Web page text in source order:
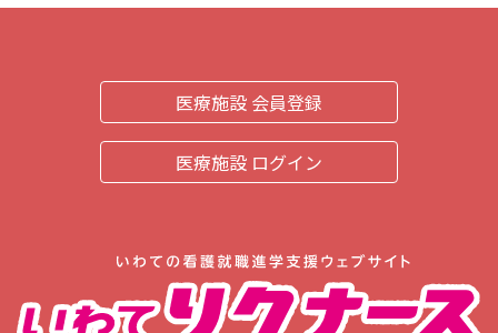
医療施設 会員登録
医療施設 ログイン